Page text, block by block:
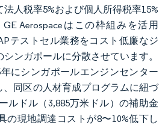
人税率5%および個人所得税率15%
Aerospaceはこの枠組みを活用
テストセル業務をコスト低廉なジ
ンガポールに分散させています。
年にシンガポールエンジンセンター
、同区の人材育成プログラムに紐づ
ルドル（3,885万米ドル）の補助金
の現地調達コストが8〜10%低下し